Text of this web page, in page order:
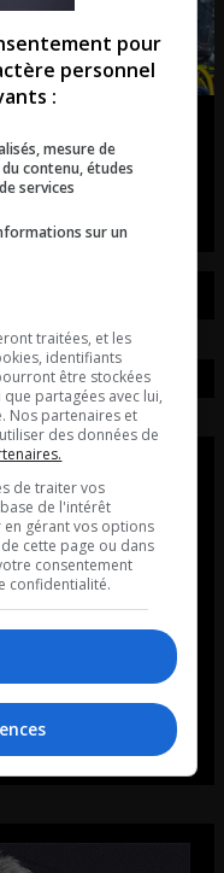
électro fest
pour
personnel
:
mesure de
contenu, études
services
sur un
traitées, et les
identifiants
être stockées
partagées avec lui,
Nos partenaires et
des données de
de traiter vos
de l'intérêt
gérant vos options
cette page ou dans
consentement
confidentialité.